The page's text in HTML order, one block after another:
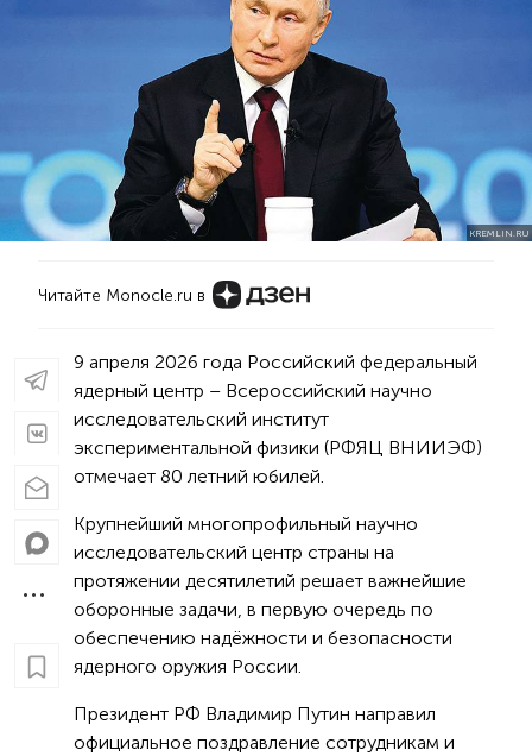
KREMLIN.RU
Читайте Monocle.ru в
9 апреля 2026 года Российский федеральный
ядерный центр – Всероссийский научно
исследовательский институт
экспериментальной физики (РФЯЦ ВНИИЭФ)
отмечает 80 летний юбилей.
Крупнейший многопрофильный научно
исследовательский центр страны на
протяжении десятилетий решает важнейшие
оборонные задачи, в первую очередь по
обеспечению надёжности и безопасности
ядерного оружия России.
Президент РФ Владимир Путин направил
официальное поздравление сотрудникам и